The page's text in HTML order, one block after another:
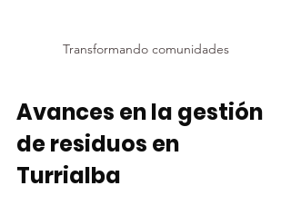
Transformando comunidades
Avances en la gestión
de residuos en
Turrialba